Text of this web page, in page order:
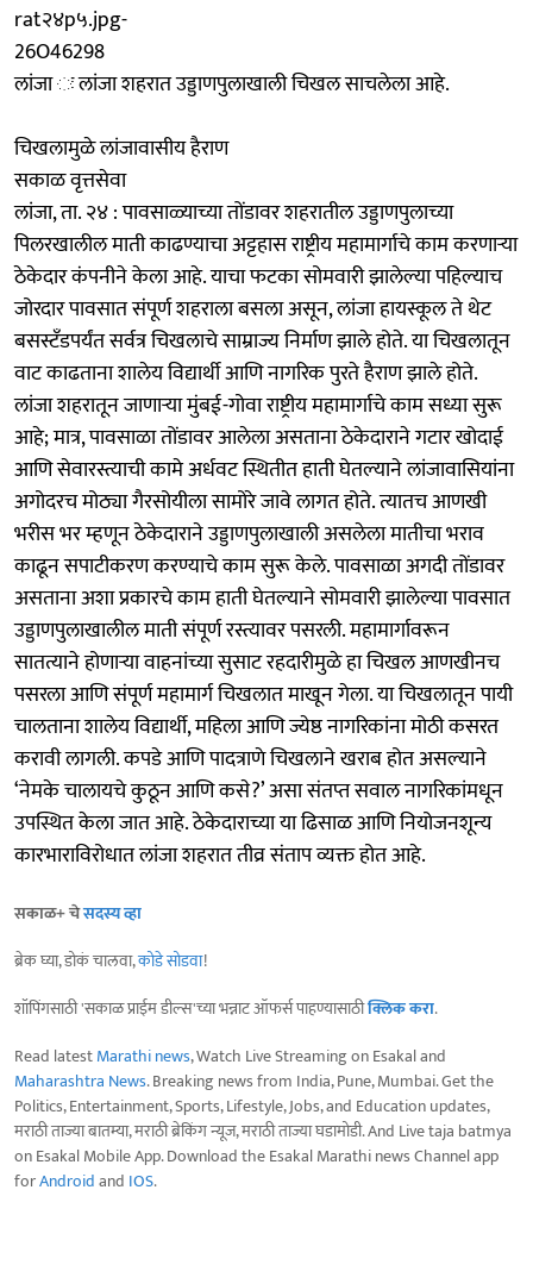
rat२४p५.jpg-
26O46298
लांजा ः लांजा शहरात उड्डाणपुलाखाली चिखल साचलेला आहे.
चिखलामुळे लांजावासीय हैराण
सकाळ वृत्तसेवा
लांजा, ता. २४ : पावसाळ्याच्या तोंडावर शहरातील उड्डाणपुलाच्या
पिलरखालील माती काढण्याचा अट्टहास राष्ट्रीय महामार्गाचे काम करणाऱ्या
ठेकेदार कंपनीने केला आहे. याचा फटका सोमवारी झालेल्या पहिल्याच
जोरदार पावसात संपूर्ण शहराला बसला असून, लांजा हायस्कूल ते थेट
बसस्टँडपर्यंत सर्वत्र चिखलाचे साम्राज्य निर्माण झाले होते. या चिखलातून
वाट काढताना शालेय विद्यार्थी आणि नागरिक पुरते हैराण झाले होते.
लांजा शहरातून जाणाऱ्या मुंबई-गोवा राष्ट्रीय महामार्गाचे काम सध्या सुरू
आहे; मात्र, पावसाळा तोंडावर आलेला असताना ठेकेदाराने गटार खोदाई
आणि सेवारस्त्याची कामे अर्धवट स्थितीत हाती घेतल्याने लांजावासियांना
अगोदरच मोठ्या गैरसोयीला सामोरे जावे लागत होते. त्यातच आणखी
भरीस भर म्हणून ठेकेदाराने उड्डाणपुलाखाली असलेला मातीचा भराव
काढून सपाटीकरण करण्याचे काम सुरू केले. पावसाळा अगदी तोंडावर
असताना अशा प्रकारचे काम हाती घेतल्याने सोमवारी झालेल्या पावसात
उड्डाणपुलाखालील माती संपूर्ण रस्त्यावर पसरली. महामार्गावरून
सातत्याने होणाऱ्या वाहनांच्या सुसाट रहदारीमुळे हा चिखल आणखीनच
पसरला आणि संपूर्ण महामार्ग चिखलात माखून गेला. या चिखलातून पायी
चालताना शालेय विद्यार्थी, महिला आणि ज्येष्ठ नागरिकांना मोठी कसरत
करावी लागली. कपडे आणि पादत्राणे चिखलाने खराब होत असल्याने
‘नेमके चालायचे कुठून आणि कसे?’ असा संतप्त सवाल नागरिकांमधून
उपस्थित केला जात आहे. ठेकेदाराच्या या ढिसाळ आणि नियोजनशून्य
कारभाराविरोधात लांजा शहरात तीव्र संताप व्यक्त होत आहे.
सकाळ+ चेसदस्य व्हा
ब्रेक घ्या, डोकं चालवा,कोडे सोडवा!
शॉपिंगसाठी 'सकाळ प्राईम डील्स'च्या भन्नाट ऑफर्स पाहण्यासाठीक्लिक करा.
Read latestMarathi news, Watch Live Streaming on Esakal and
Maharashtra News. Breaking news from India, Pune, Mumbai. Get the
Politics, Entertainment, Sports, Lifestyle, Jobs, and Education updates,
मराठी ताज्या बातम्या, मराठी ब्रेकिंग न्यूज, मराठी ताज्या घडामोडी. And Live taja batmya
on Esakal Mobile App. Download the Esakal Marathi news Channel app
forAndroidand IOS.